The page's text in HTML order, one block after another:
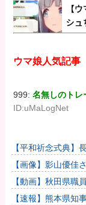
ウマ娘人気記事
999:名無しのトレ
ID:uMaLogNet
【平和祈念式典】
ばす 「NPTの義務を履行し、核軍縮に向け着実に前進するこ
とを...
【画像】影山優佳
【動画】秋田県職
【速報】熊本県知